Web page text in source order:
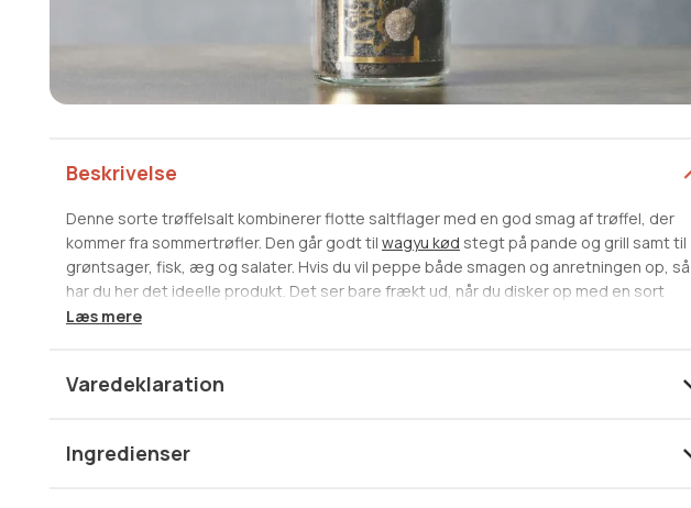
Beskrivelse
Denne sorte trøffelsalt kombinerer flotte saltflager med en god smag af trøffel, der
kommer fra sommertrøfler. Den går godt til wagyu kød stegt på pande og grill samt til
grøntsager, fisk, æg og salater. Hvis du vil peppe både smagen og anretningen op, så
har du her det ideelle produkt. Det ser bare frækt ud, når du disker op med en sort
flagesalt med sommertrøfler, der er slicet op og ligger sammen med saltflagerne i
Kværn over din mad.
Læs mere
Varedeklaration
Ingredienser